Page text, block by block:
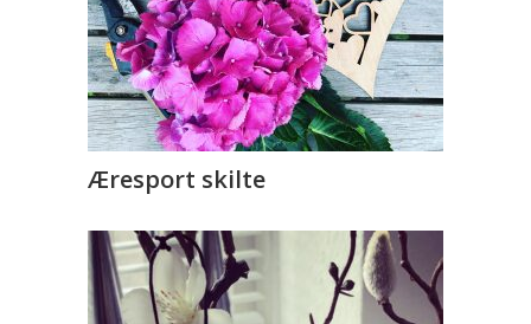
Æresport skilte